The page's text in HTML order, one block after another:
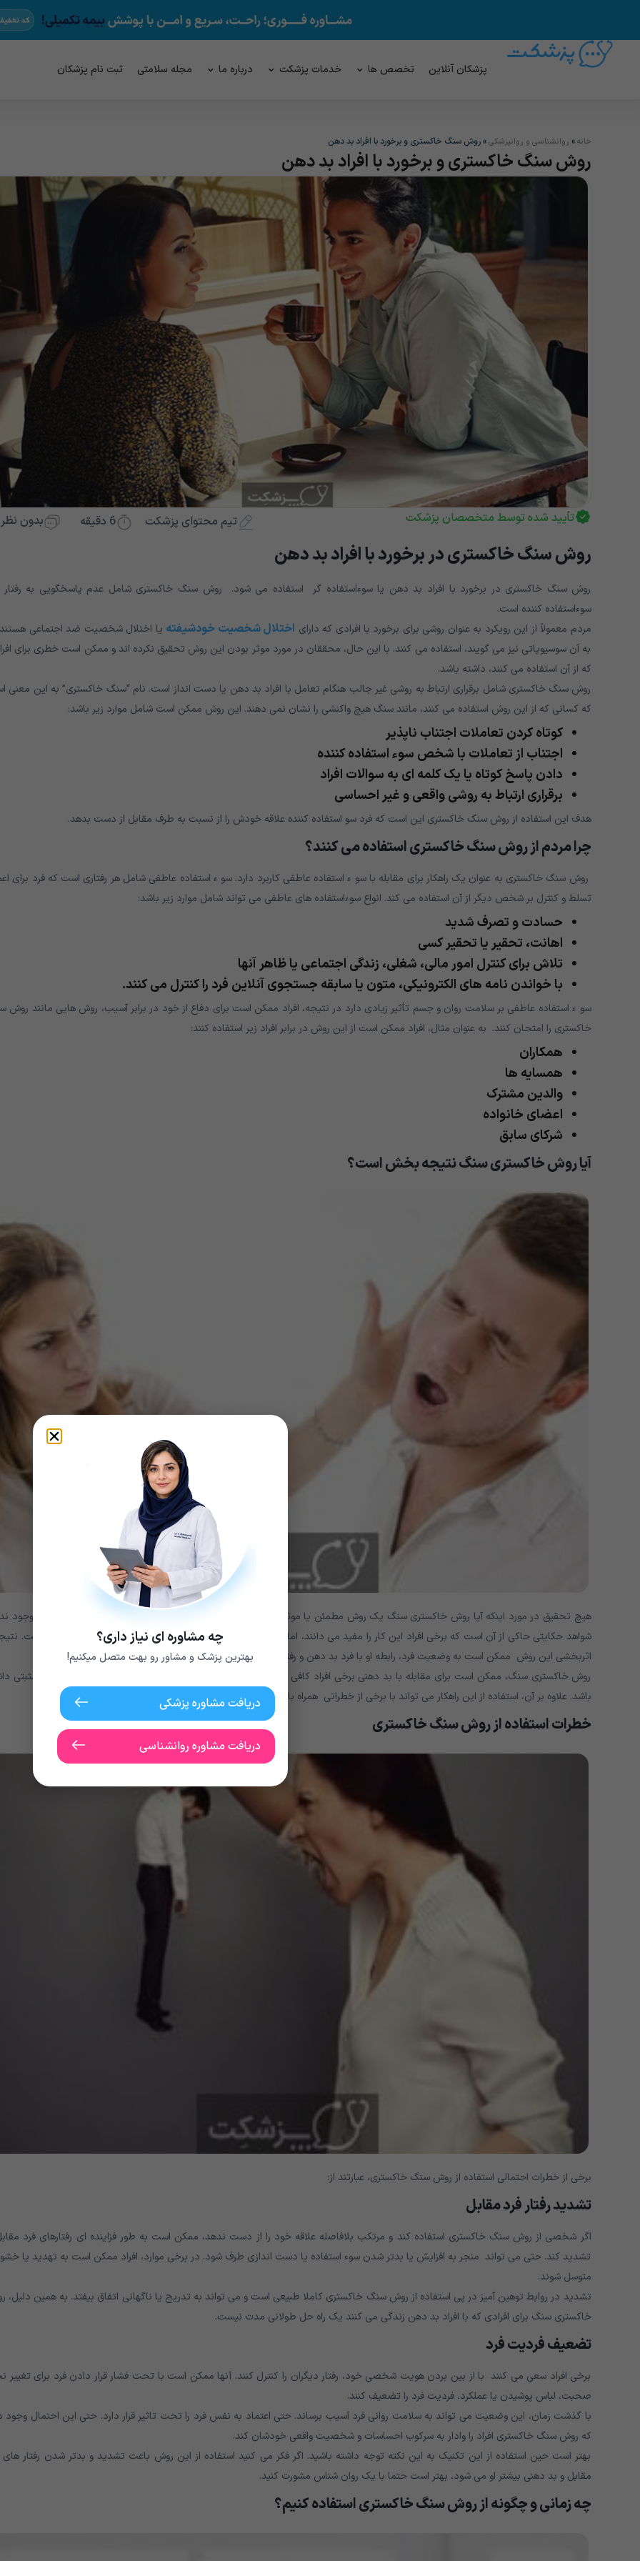
پزشکان آنلاین تخصص ها خدمات پزشکت درباره ما مجله سلامتی ثبت نام پزشکان
خانه» روانشناسی و روانپزشکی»روش سنگ خاکستری و برخورد با افراد بد دهن
روش سنگ خاکستری و برخورد با افراد بد دهن
تأیید شده توسط متخصصان پزشکت تیم محتوای پزشکت 6 دقیقه بدون نظر
روش سنگ خاکستری در برخورد با افراد بد دهن
روش سنگ خاکستری در برخورد با افراد بد دهن یا سوءاستفاده گر استفاده می شود. روش سنگ خاکستری شامل عدم پاسخگویی به رفتار
سوءاستفاده کننده است.
مردم معمولاً از این رویکرد به عنوان روشی برای برخورد با افرادی که دارای اختلال شخصیت خودشیفته یا اختلال شخصیت ضد اجتماعی
به آن سوسیوپاتی نیز می گویند، استفاده می کنند. با این حال، محققان در مورد موثر بودن این روش تحقیق نکرده اند و ممکن است خطری برای
که از آن استفاده می کنند، داشته باشد.
روش سنگ خاکستری شامل برقراری ارتباط به روشی غیر جالب هنگام تعامل با افراد بد دهن یا دست انداز است. نام “سنگ خاکستری” به این معنی
که کسانی که از این روش استفاده می کنند، مانند سنگ هیچ واکنشی را نشان نمی دهند. این روش ممکن است شامل موارد زیر باشد:
کوتاه کردن تعاملات اجتناب ناپذیر
اجتناب از تعاملات با شخص سوء استفاده کننده
دادن پاسخ کوتاه یا یک کلمه ای به سوالات افراد
برقراری ارتباط به روشی واقعی و غیر احساسی
هدف این استفاده از روش سنگ خاکستری این است که فرد سو استفاده کننده علاقه خودش را از نسبت به طرف مقابل از دست بدهد.
چرا مردم از روش سنگ خاکستری استفاده می کنند؟
روش سنگ خاکستری به عنوان یک راهکار برای مقابله با سو ء استفاده عاطفی کاربرد دارد. سو ء استفاده عاطفی شامل هر رفتاری است که فرد برای
تسلط و کنترل بر شخص دیگر از آن استفاده می کند. انواع سوءاستفاده های عاطفی می تواند شامل موارد زیر باشد:
حسادت و تصرف شدید
اهانت، تحقیر یا تحقیر کسی
تلاش برای کنترل امور مالی، شغلی، زندگی اجتماعی یا ظاهر آنها
با خواندن نامه های الکترونیکی، متون یا سابقه جستجوی آنلاین فرد را کنترل می کنند.
سو ء استفاده عاطفی بر سلامت روان و جسم تأثیر زیادی دارد در نتیجه، افراد ممکن است برای دفاع از خود در برابر آسیب، روش هایی مانند روش
خاکستری را امتحان کنند. به عنوان مثال، افراد ممکن است از این روش در برابر افراد زیر استفاده کنند:
همکاران
همسایه ها
والدین مشترک
اعضای خانواده
شرکای سابق
آیا روش خاکستری سنگ نتیجه بخش است؟
هیچ تحقیق در مورد اینکه آیا روش خاکستری سنگ یک روش مطمئن یا موثر برای محافظت از شخص در برابر سو ء استفاده عاطفی است، وجود
شواهد حکایتی حاکی از آن است که برخی افراد این کار را مفید می دانند، اما هیچ نهادی این روش را به عنوان راهکار مناسب تایید نکرده است.
اثربخشی این روش ممکن است به وضعیت فرد، رابطه او با فرد بد دهن و رفتار فرد بد دهن بستگی داشته باشد.
روش خاکستری سنگ، ممکن است برای مقابله با بد دهنی برخی افراد کافی باشد، اما هیچ تضمینی وجود ندارد که برای همه مفید نتیجه مثبتی
باشد. علاوه بر آن، استفاده از این راهکار می تواند با برخی از خطراتی همراه باشد.
خطرات استفاده از روش سنگ خاکستری
برخی از خطرات احتمالی استفاده از روش سنگ خاکستری، عبارتند از:
تشدید رفتار فرد مقابل
اگر شخصی از روش سنگ خاکستری استفاده کند و مرتکب بلافاصله علاقه خود را از دست ندهد، ممکن است به طور فزاینده ای رفتارهای فرد
تشدید کند. حتی می تواند منجر به افزایش یا بدتر شدن سوء استفاده یا دست اندازی طرف شود. در برخی موارد، افراد ممکن است به تهدید یا
متوسل شوند.
تشدید در روابط توهین آمیز در پی استفاده از روش سنگ خاکستری کاملا طبیعی است و می تواند به تدریج یا ناگهانی اتفاق بیفتد. به همین دلیل،
خاکستری سنگ برای افرادی که با افراد بد دهن زندگی می کنند یک راه حل طولانی مدت نیست.
تضعیف فردیت فرد
برخی افراد سعی می کنند با از بین بردن هویت شخصی خود، رفتار دیگران را کنترل کنند. آنها ممکن است با تحت فشار قرار دادن فرد برای تغییر
صحبت، لباس پوشیدن یا عملکرد، فردیت فرد را تضعیف کنند.
با گذشت زمان، این وضعیت می تواند به سلامت روانی فرد آسیب برساند. حتی اعتماد به نفس فرد را تحت تاثیر قرار دارد. حتی این احتمال وجود
که روش سنگ خاکستری افراد را وادار به سرکوب احساسات و شخصیت واقعی خودشان کند.
بهتر است حین استفاده از این تکنیک به این نکته توجه داشته باشید. اگر فکر می کنید استفاده از این روش باعث تشدید و بدتر شدن رفتار های
مقابل و بد دهنی بیشتر او می شود، بهتر است حتما با یک روان شناس مشورت کنید.
چه زمانی و چگونه از روش سنگ خاکستری استفاده کنیم؟
چه مشاوره ای نیاز داری؟
بهترین پزشک و مشاور رو بهت متصل میکنیم!
دریافت مشاوره پزشکی
دریافت مشاوره روانشناسی